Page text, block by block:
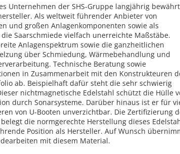
Unternehmen der SHS-Gruppe langjährig
Als weltweit führender Anbieter von
und großen Anlagenkomponenten sowie als
Saarschmiede vielfach unerreichte Maßstäbe.
Anlagenspektrum sowie die ganzheitlichen
über Schmiedung, Wärmebehandlung und
Technische Beratung sowie
in Zusammenarbeit mit den Konstrukteuren
ab. Beispielhaft dafür steht die sehr schwierig
nichtmagnetische Edelstahl schützt die Hülle
durch Sonarsysteme. Darüber hinaus ist er für
von U-Booten unverzichtbar. Die Zertifizierung
belegt die normgerechte Herstellung dieses
Position als Hersteller. Auf Wunsch
mit diesem Material.